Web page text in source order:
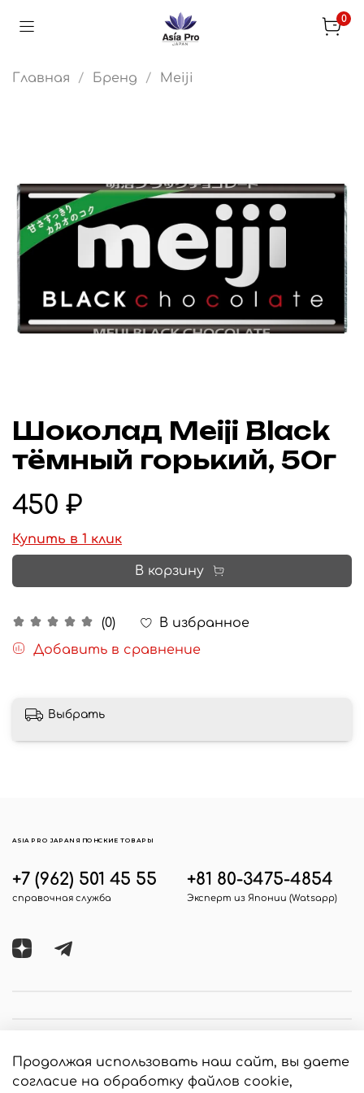
0
Главная Бренд Meiji
Шоколад Meiji Black
тёмный горький, 50г
(0)
В избранное
Добавить в сравнение
450 ₽
Купить в 1 клик
В корзину
Выбрать
+7 (962) 501 45 55
справочная служба
+81 80-3475-4854
Эксперт из Японии (Watsapp)
ASIA PRO JAPAN ЯПОНСКИЕ ТОВАРЫ
Продолжая использовать наш сайт, вы даете
согласие на обработку файлов cookie,